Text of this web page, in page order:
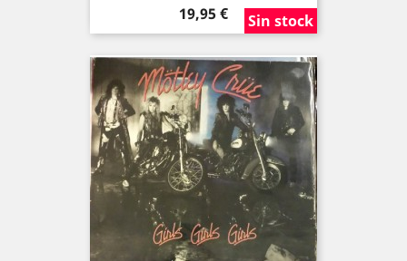
Sin stock
Precio
19,95 € Sin stock
Sin stock